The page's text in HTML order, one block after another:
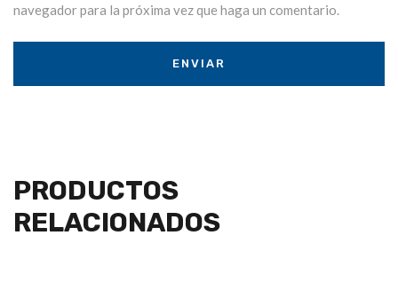
navegador para la próxima vez que haga un comentario.
PRODUCTOS
RELACIONADOS